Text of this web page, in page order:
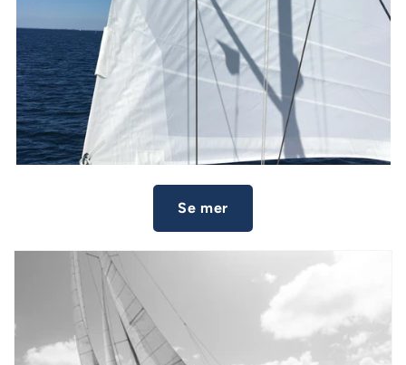
Se mer